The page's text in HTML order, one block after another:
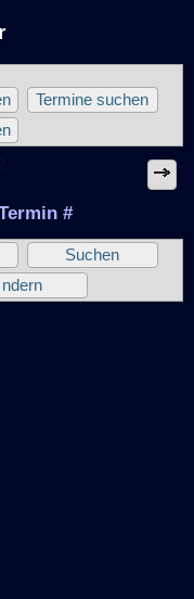
Termine suchen
#
Suchen
ndern